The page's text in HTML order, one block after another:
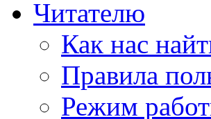
Читателю
Как нас
Правила
Режим